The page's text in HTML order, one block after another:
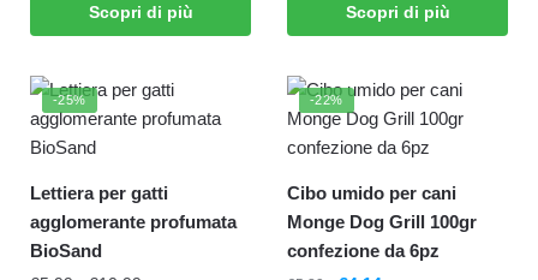
Scopri di più Scopri di più
-25%
Lettiera per gatti
agglomerante profumata
BioSand
-22%
Cibo umido per cani
Monge Dog Grill 100gr
confezione da 6pz